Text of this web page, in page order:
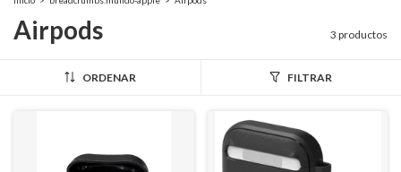
Airpods 3 productos
ORDENAR FILTRAR